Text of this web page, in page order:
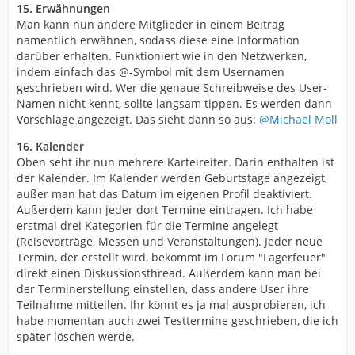
15. Erwähnungen
Man kann nun andere Mitglieder in einem Beitrag
namentlich erwähnen, sodass diese eine Information
darüber erhalten. Funktioniert wie in den Netzwerken,
indem einfach das @-Symbol mit dem Usernamen
geschrieben wird. Wer die genaue Schreibweise des User-
Namen nicht kennt, sollte langsam tippen. Es werden dann
Vorschläge angezeigt. Das sieht dann so aus: @Michael Moll
16. Kalender
Oben seht ihr nun mehrere Karteireiter. Darin enthalten ist
der Kalender. Im Kalender werden Geburtstage angezeigt,
außer man hat das Datum im eigenen Profil deaktiviert.
Außerdem kann jeder dort Termine eintragen. Ich habe
erstmal drei Kategorien für die Termine angelegt
(Reisevorträge, Messen und Veranstaltungen). Jeder neue
Termin, der erstellt wird, bekommt im Forum "Lagerfeuer"
direkt einen Diskussionsthread. Außerdem kann man bei
der Terminerstellung einstellen, dass andere User ihre
Teilnahme mitteilen. Ihr könnt es ja mal ausprobieren, ich
habe momentan auch zwei Testtermine geschrieben, die ich
später löschen werde.